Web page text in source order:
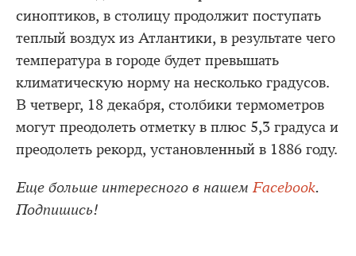
синоптиков, в столицу продолжит поступать
теплый воздух из Атлантики, в результате чего
температура в городе будет превышать
климатическую норму на несколько градусов.
В четверг, 18 декабря, столбики термометров
могут преодолеть отметку в плюс 5,3 градуса и
преодолеть рекорд, установленный в 1886 году.
Еще больше интересного в нашем Facebook.
Подпишись!